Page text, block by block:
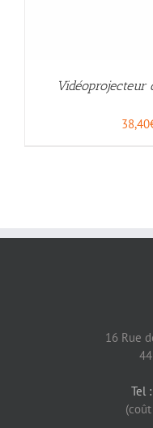
Vidéoprojecteur
38,40
16 Rue
Tel